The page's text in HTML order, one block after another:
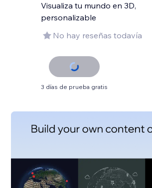
Visualiza tu mundo en 3D,
personalizable
No hay reseñas todavía
3 días de prueba gratis